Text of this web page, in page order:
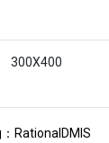
300X400
RationalDMIS